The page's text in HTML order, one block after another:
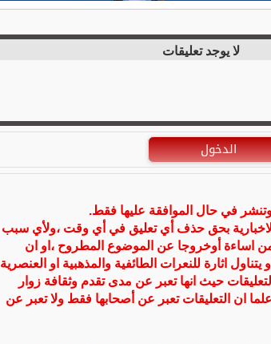
لا يوجد تعليقات
الدخول
في حال الموافقة عليها فقط.
بحق حذف أي تعليق في أي وقت ،ولأي سبب
اساءة أوخروجا عن الموضوع المطروح ،او ان
اثارة للنعرات الطائفية والمذهبية او العنصرية
حيث انها تعبر عن مدى تقدم وثقافة زوار
ان التعليقات تعبر عن أصحابها فقط ولا تعبر عن